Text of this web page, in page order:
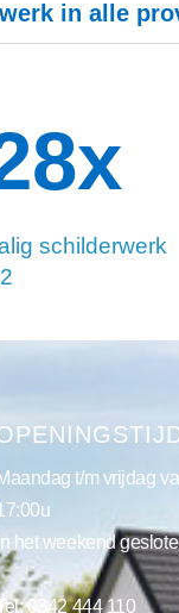
in alle
schilderwerk
x
t/m vrijdag
In het weekend
0342 444 110